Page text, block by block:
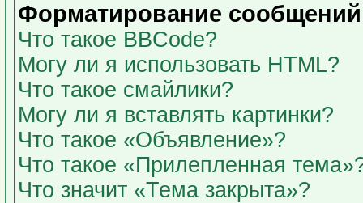
Форматирование
Что такое BBCode?
Могу ли я использовать HTML?
Что такое смайлики?
Могу ли я вставлять картинки?
Что такое «Объявление»?
Что такое «Прилепленная
Что значит «Тема закрыта»?